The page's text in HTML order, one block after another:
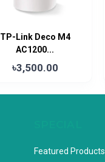
TP-Link Deco M4
AC1200...
৳3,500.00
Featured Products